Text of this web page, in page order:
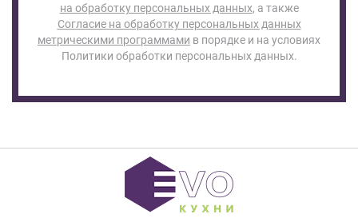
на обработку персональных данных, а также
Согласие на обработку персональных данных
метрическими программами в порядке и на условиях
Политики обработки персональных данных.